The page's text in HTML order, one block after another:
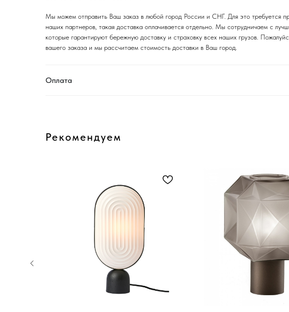
Мы можем отправить Ваш заказ в любой город России и СНГ. Для это требуется
наших партнеров, такая доставка оплачивается отдельно. Мы сотрудничаем с
которые гарантируют бережную доставку и страховку всех наших грузов.
вашего заказа и мы рассчитаем стоимость доставки в Ваш город.
Оплата
Рекомендуем